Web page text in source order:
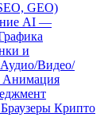
GEO)
AI —
и
Аудио/Видео/
Анимация
Браузеры Крипто